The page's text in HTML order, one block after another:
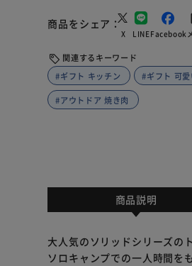
商品をシェア
X LINEFacebook
関連するキーワード
#ギフト キッチン
#ギフト 可愛
#アウトドア 焼き肉
商品説明
大人気のソリッドシリーズの
ソロキャンプでの一人時間を